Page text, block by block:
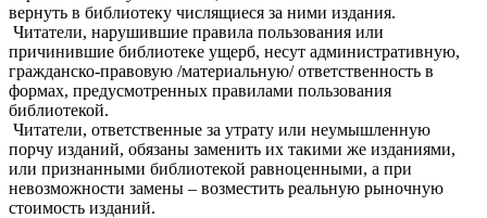
вернуть в библиотеку числящиеся за ними издания.
Читатели, нарушившие правила пользования или
причинившие библиотеке ущерб, несут административную,
гражданско-правовую /материальную/ ответственность в
формах, предусмотренных правилами пользования
библиотекой.
Читатели, ответственные за утрату или неумышленную
порчу изданий, обязаны заменить их такими же изданиями,
или признанными библиотекой равноценными, а при
невозможности замены – возместить реальную рыночную
стоимость изданий.